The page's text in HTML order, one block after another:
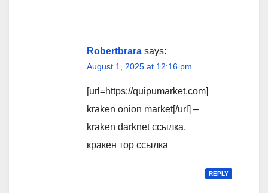
Robertbrara says:
August 1, 2025 at 12:16 pm
[url=https://quipumarket.com]
kraken onion market[/url] –
kraken darknet ссылка,
кракен тор ссылка
REPLY